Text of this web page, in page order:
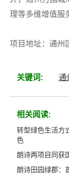
理等多维增值服
项目地址：通州
关键词: 通
相关阅读:
转型绿色生活方
色
朗诗两项目同获
朗诗田园绿郡：